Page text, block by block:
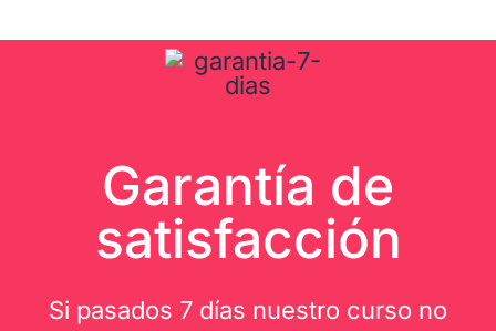
Garantía de
satisfacción
Si pasados 7 días nuestro curso no